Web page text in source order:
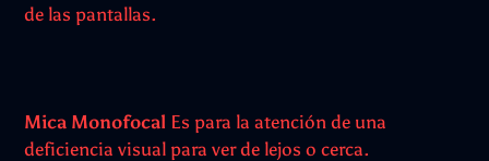
de las pantallas.
Mica Monofocal Es para la atención de una
deficiencia visual para ver de lejos o cerca.